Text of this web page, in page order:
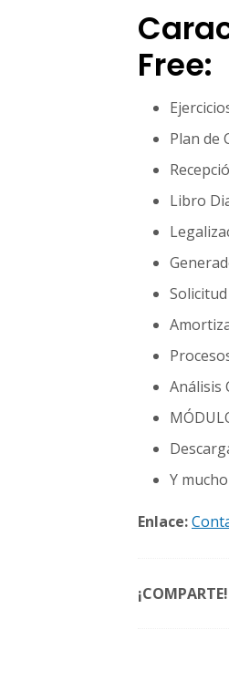
Free:
Plan de
Libro
Análisis
Y
Enlace:
¡COMPARTE!